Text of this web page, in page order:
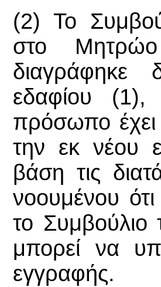
(2) Το
στο
διαγράφηκε
εδαφίου
πρόσωπο έχει
την εκ νέου
βάση τις
νοουμένου
το Συμβούλιο
μπορεί να
εγγραφής.